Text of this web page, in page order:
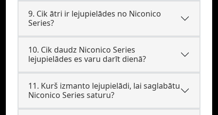
9. Cik ātri ir lejupielādes no Niconico
Series?
10. Cik daudz Niconico Series
lejupielādes es varu darīt dienā?
11. Kurš izmanto lejupielādi, lai saglabātu
Niconico Series saturu?